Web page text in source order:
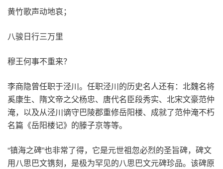
黄竹歌声动地哀；
八骏日行三万里
穆王何事不重来？
李商隐曾任职于泾川。任职泾川的历史名人还有：北魏名将
奚康生、隋文帝之父杨忠、唐代名臣段秀实、北宋文豪范仲
淹，以及从泾川谪守巴陵郡重修岳阳楼、成就了范仲淹不朽
名篇《岳阳楼记》的滕子京等等。
“镇海之碑”也非常了得，它是元世祖忽必烈的圣旨碑，碑文
用八思巴文镌刻，是极为罕见的八思巴文元碑珍品。该碑原